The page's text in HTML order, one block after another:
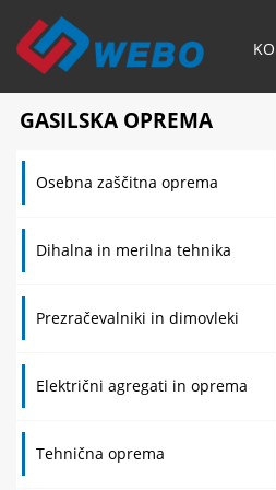
GASILSKA OPREMA
Osebna zaščitna oprema
Dihalna in merilna tehnika
Prezračevalniki in dimovleki
Električni agregati in oprema
Tehnična oprema